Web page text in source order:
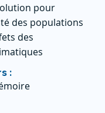
pour
des populations
des
: